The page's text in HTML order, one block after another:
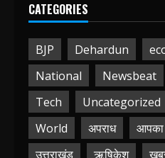
CATEGORIES
BJP Dehardun
National
Newsbeat
Tech
Uncategorized
World
अपराध आपका
उत्तराखंड
ऋषिकेश